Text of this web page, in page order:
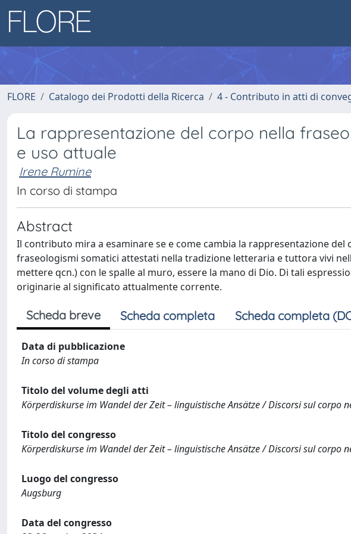
FLORE Catalogo dei Prodotti della Ricerca 4 - Contributo in atti di
La rappresentazione del corpo nella
e uso attuale
Irene Rumine
In corso di stampa
Abstract
Il contributo mira a esaminare se e come cambia la rappresentazione
fraseologismi somatici attestati nella tradizione letteraria e tuttora vivi
mettere qcn.) con le spalle al muro, essere la mano di Dio. Di tali
originarie al significato attualmente corrente.
Scheda breve Scheda completa Scheda completa
Data di pubblicazione
In corso di stampa
Titolo del volume degli atti
Körperdiskurse im Wandel der Zeit – linguistische Ansätze / Discorsi sul corpo
Titolo del congresso
Körperdiskurse im Wandel der Zeit – linguistische Ansätze / Discorsi sul corpo
Luogo del congresso
Augsburg
Data del congresso